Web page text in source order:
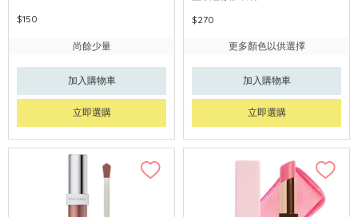
$150
尚餘少量
加入購物車
立即選購
$270
更多顏色以供選擇
加入購物車
立即選購